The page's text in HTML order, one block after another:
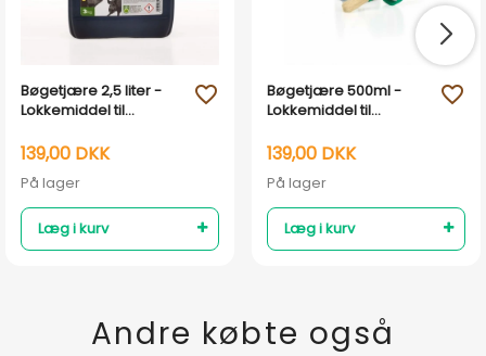
Bøgetjære 2,5 liter -
Lokkemiddel til
139,00 DKK
På lager
Læg i kurv
favorite_outline
Bøgetjære 500ml -
Lokkemiddel til
139,00 DKK
På lager
Læg i kurv
favorite_outline
Andre købte også